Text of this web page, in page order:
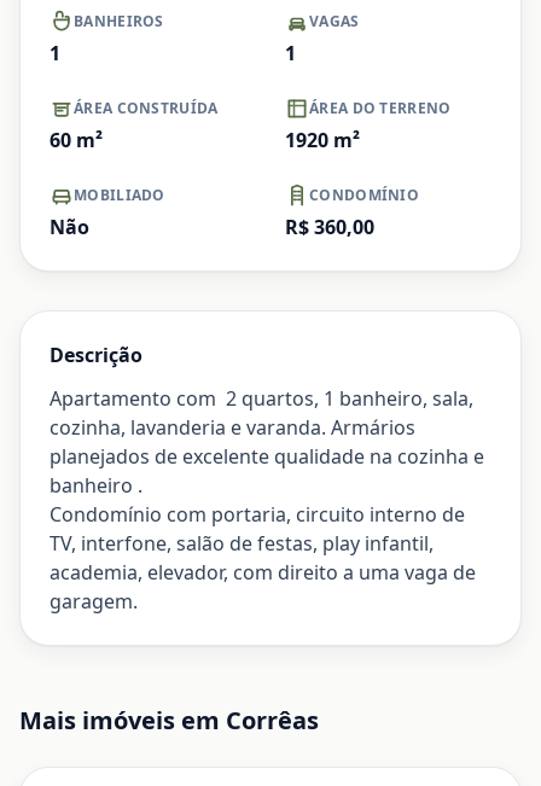
BANHEIROS
1
VAGAS
1
ÁREA CONSTRUÍDA
60 m²
ÁREA DO TERRENO
1920 m²
MOBILIADO
Não
CONDOMÍNIO
R$ 360,00
Descrição
Apartamento com 2 quartos, 1 banheiro, sala,
cozinha, lavanderia e varanda. Armários
planejados de excelente qualidade na cozinha e
banheiro .
Condomínio com portaria, circuito interno de
TV, interfone, salão de festas, play infantil,
academia, elevador, com direito a uma vaga de
garagem.
Mais imóveis em Corrêas